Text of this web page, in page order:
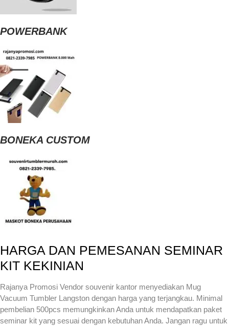
POWERBANK
BONEKA CUSTOM
HARGA DAN PEMESANAN SEMINAR
KIT KEKINIAN
Rajanya Promosi Vendor souvenir kantor menyediakan Mug
Vacuum Tumbler Langston dengan harga yang terjangkau. Minimal
pembelian 500pcs memungkinkan Anda untuk mendapatkan paket
seminar kit yang sesuai dengan kebutuhan Anda. Jangan ragu untuk